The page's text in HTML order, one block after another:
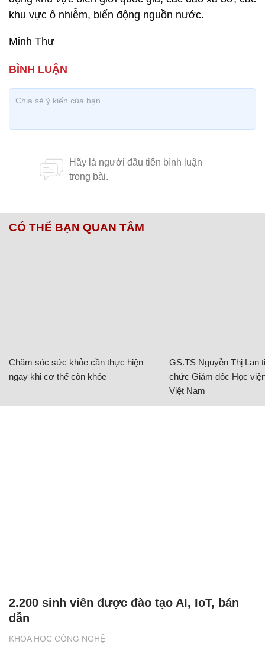
khu vực ô nhiễm, biến động nguồn nước.
Minh Thư
CÓ THỂ BẠN QUAN TÂM
Chăm sóc sức khỏe cần thực hiện
ngay khi cơ thể còn khỏe
GS.TS Nguyễn Thị Lan
chức Giám đốc Học
Việt Nam
KHOA HỌC CÔNG NGHỆ
2.200 sinh viên được đào tạo AI, IoT, bán
dẫn